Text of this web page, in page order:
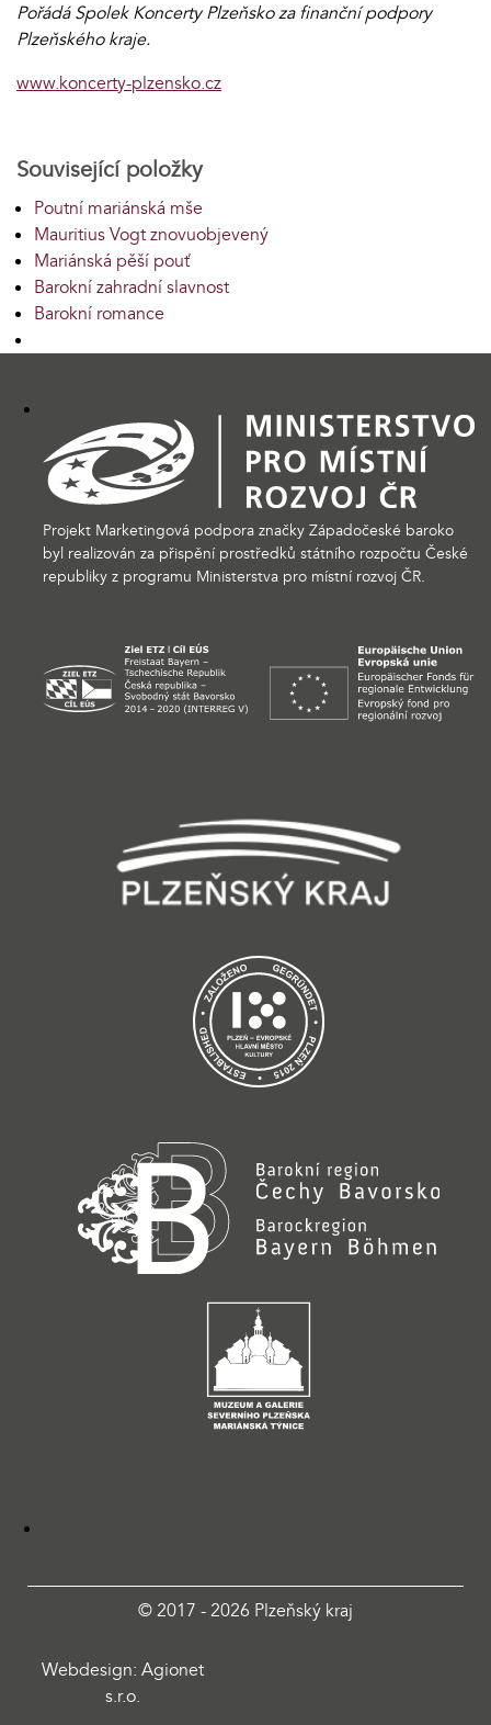
Pořádá Spolek Koncerty Plzeňsko za finanční podpory
Plzeňského kraje.
www.koncerty-plzensko.cz
Související položky
Poutní mariánská mše
Mauritius Vogt znovuobjevený
Mariánská pěší pouť
Barokní zahradní slavnost
Barokní romance
Projekt Marketingová podpora značky Západočeské baroko
byl realizován za přispění prostředků státního rozpočtu České
republiky z programu Ministerstva pro místní rozvoj ČR.
© 2017 - 2026 Plzeňský kraj
Webdesign: Agionet
s.r.o.